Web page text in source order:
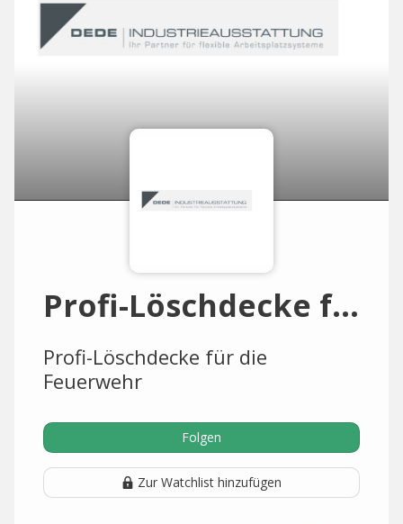
Profi-Löschdecke für die Feuerwehr
Profi-Löschdecke für die
Feuerwehr
Folgen
Zur Watchlist hinzufügen